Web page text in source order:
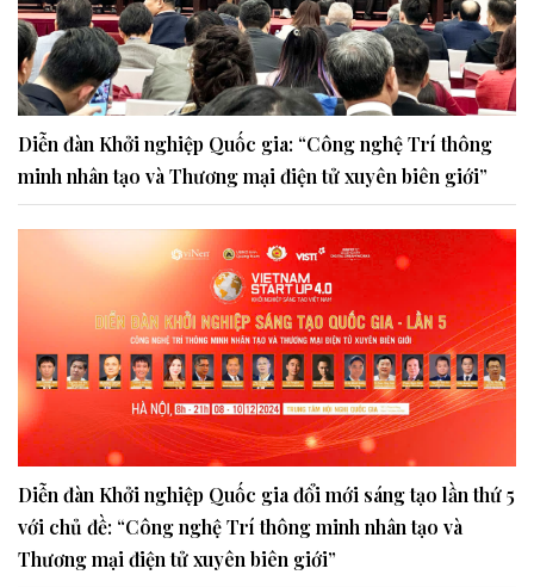
Diễn đàn Khởi nghiệp Quốc gia: “Công nghệ Trí thông
minh nhân tạo và Thương mại điện tử xuyên biên giới”
Diễn đàn Khởi nghiệp Quốc gia đổi mới sáng tạo lần thứ 5
với chủ đề: “Công nghệ Trí thông minh nhân tạo và
Thương mại điện tử xuyên biên giới”